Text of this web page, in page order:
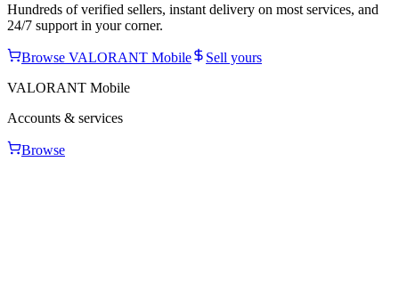
Hundreds of verified sellers, instant delivery on most services, and
24/7 support in your corner.
Browse VALORANT Mobile
Sell yours
VALORANT Mobile
Accounts & services
Browse